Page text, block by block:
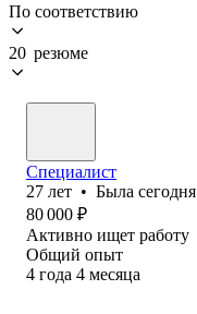
По соответствию
20 резюме
Специалист
27 лет • Была сегодня
80 000 ₽
Активно ищет работу
Общий опыт
4 года 4 месяца